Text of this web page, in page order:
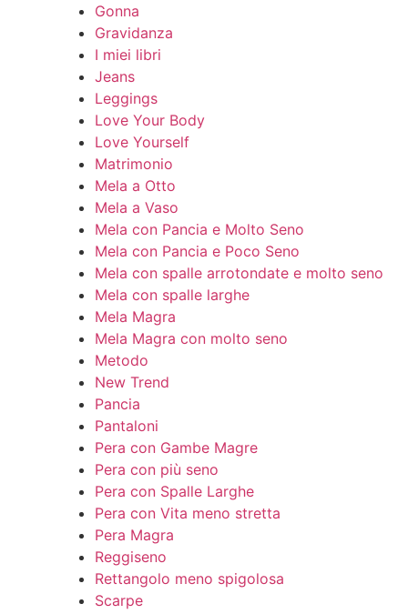
Gonna
Gravidanza
I miei libri
Jeans
Leggings
Love Your Body
Love Yourself
Matrimonio
Mela a Otto
Mela a Vaso
Mela con Pancia e Molto Seno
Mela con Pancia e Poco Seno
Mela con spalle arrotondate e molto seno
Mela con spalle larghe
Mela Magra
Mela Magra con molto seno
Metodo
New Trend
Pancia
Pantaloni
Pera con Gambe Magre
Pera con più seno
Pera con Spalle Larghe
Pera con Vita meno stretta
Pera Magra
Reggiseno
Rettangolo meno spigolosa
Scarpe